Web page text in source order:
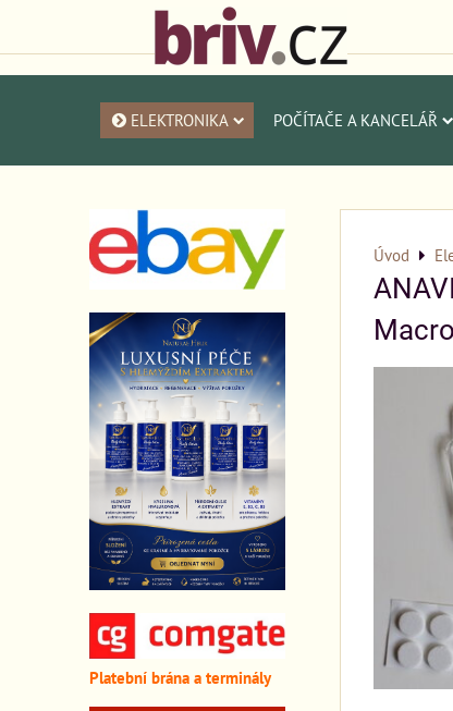
ELEKTRONIKA POČÍTAČE A KANCELÁŘ
Úvod
Platební brána a terminály